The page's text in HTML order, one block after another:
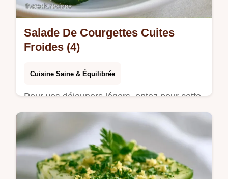
Salade De Courgettes Cuites
Froides (4)
Cuisine Saine & Équilibrée
Pour vos déjeuners légers, optez pour cette
Salade De Courgettes Cuites Froides. Les
détails de la recette vous assurent un
résultat croquant et acidulé.